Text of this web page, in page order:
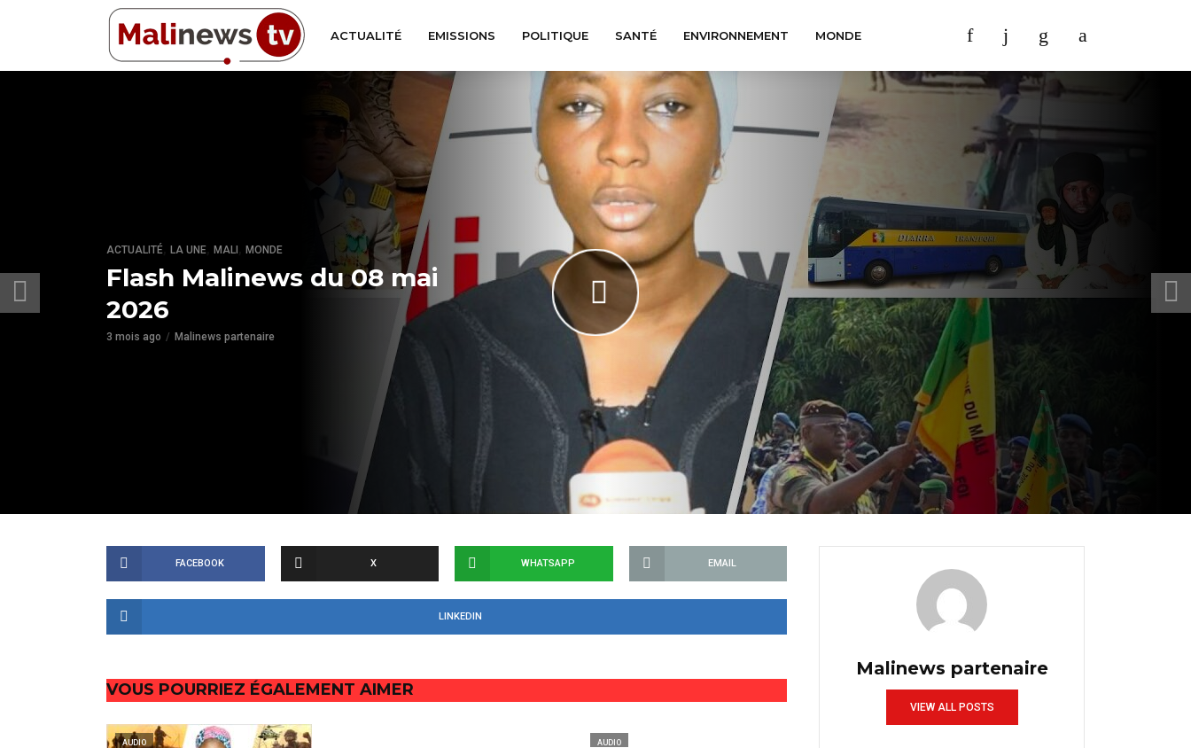
ACTUALITÉ EMISSIONS POLITIQUE SANTÉ ENVIRONNEMENT MONDE
ACTUALITÉ LA UNE MALI MONDE
Flash Malinews du 08 mai
2026
3 mois ago Malinews partenaire
FACEBOOK X WHATSAPP EMAIL
LINKEDIN
VOUS POURRIEZ ÉGALEMENT AIMER
AUDIO AUDIO
Malinews partenaire
VIEW ALL POSTS